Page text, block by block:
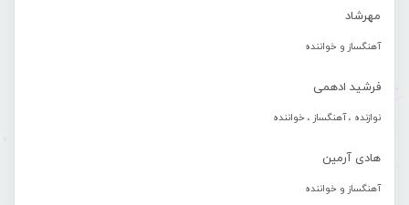
مهرشاد
آهنگساز و خواننده
فرشید ادهمی
نوازنده ، آهنگساز ، خواننده
هادی آرمین
آهنگساز و خواننده